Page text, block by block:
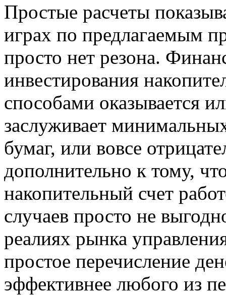
Простые расчеты
играх по предлагаемым
просто нет резона.
инвестирования
способами оказывается
заслуживает
бумаг, или вовсе
дополнительно к тому,
накопительный счет
случаев просто не
реалиях рынка
простое перечисление
эффективнее любого из